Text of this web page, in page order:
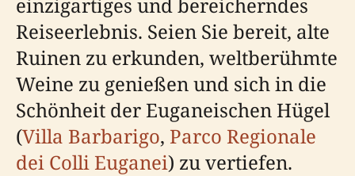
Reiseerlebnis. Seien Sie bereit, alte
Ruinen zu erkunden, weltberühmte
Weine zu genießen und sich in die
Schönheit der Euganeischen Hügel
(Villa Barbarigo, Parco Regionale
dei Colli Euganei) zu vertiefen.